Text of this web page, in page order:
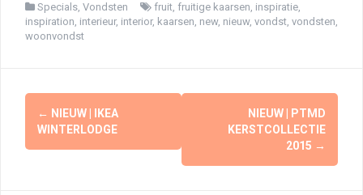
Specials, Vondsten fruit, fruitige kaarsen, inspiratie,
inspiration, interieur, interior, kaarsen, new, nieuw, vondst, vondsten,
woonvondst
Berichtnavigatie
← NIEUW | IKEA
WINTERLODGE
NIEUW | PTMD
KERSTCOLLECTIE
2015 →